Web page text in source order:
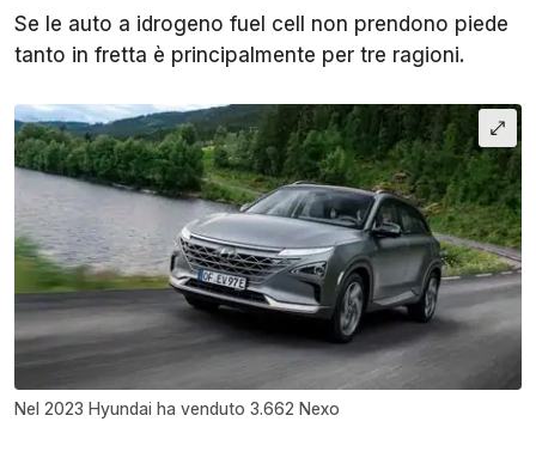
Se le auto a idrogeno fuel cell non prendono piede
tanto in fretta è principalmente per tre ragioni.
Nel 2023 Hyundai ha venduto 3.662 Nexo